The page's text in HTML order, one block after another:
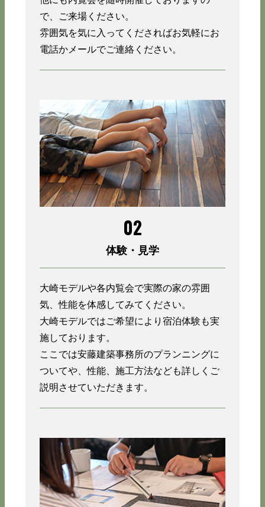
で、ご来場ください。
雰囲気を気に入ってくださればお気軽にお
電話かメールでご連絡ください。
02
体験・見学
大崎モデルや各内覧会で実際の家の雰囲
気、性能を体感してみてください。
大崎モデルではご希望により宿泊体験も実
施しております。
ここでは安藤建築事務所のプランニングに
ついてや、性能、施工方法なども詳しくご
説明させていただきます。